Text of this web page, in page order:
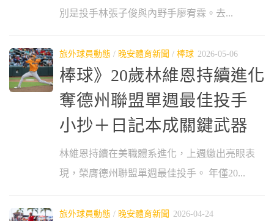
別是投手林張子俊與內野手廖宥霖。去...
旅外球員動態 / 晚安體育新聞 / 棒球 2026-05-06
棒球》20歲林維恩持續進化
奪德州聯盟單週最佳投手
小抄＋日記本成關鍵武器
林維恩持續在美職體系進化，上週繳出亮眼表
現，榮膺德州聯盟單週最佳投手。 年僅20...
旅外球員動態 / 晚安體育新聞 2026-04-24